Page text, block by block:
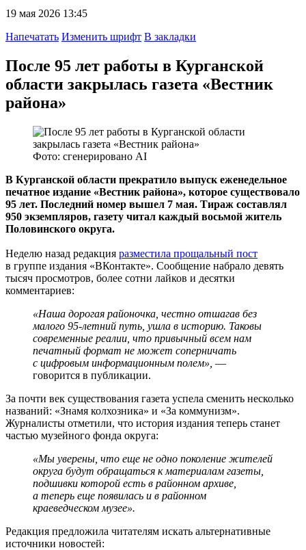
19 мая 2026 13:45
Напечатать Изменить шрифт В закладки
После 95 лет работы в Курганской
области закрылась газета «Вестник
района»
Фото: сгенерировано AI
В Курганской области прекратило выпуск еженедельное
печатное издание «Вестник района», которое существовало
95 лет. Последний номер вышел 7 мая. Тираж составлял
950 экземпляров, газету читал каждый восьмой житель
Половинского округа.
Неделю назад редакция разместила прощальный пост
в группе издания «ВКонтакте». Сообщение набрало девять
тысяч просмотров, более сотни лайков и десятки
комментариев:
«Наша дорогая районочка, честно отшагав без
малого 95-летний путь, ушла в историю. Таковы
современные реалии, что привычный всем нам
печатный формат не может соперничать
с цифровым информационным полем», —
говорится в публикации.
За почти век существования газета успела сменить несколько
названий: «Знамя колхозника» и «За коммунизм».
Журналисты отметили, что история издания теперь станет
частью музейного фонда округа:
«Мы уверены, что еще не одно поколение жителей
округа будут обращаться к материалам газеты,
подшивки которой есть в районном архиве,
а теперь еще появилась и в районном
краеведческом музее».
Редакция предложила читателям искать альтернативные
источники новостей: